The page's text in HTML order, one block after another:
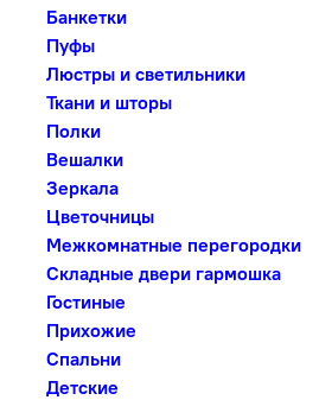
Банкетки
Пуфы
Люстры и светильники
Ткани и шторы
Полки
Вешалки
Зеркала
Цветочницы
Межкомнатные перегородки
Складные двери гармошка
Гостиные
Прихожие
Спальни
Детские